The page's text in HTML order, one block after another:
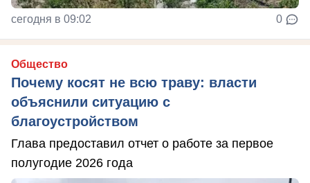
сегодня в 09:02 0
Общество
Почему косят не всю траву: власти
объяснили ситуацию с
благоустройством
Глава предоставил отчет о работе за первое
полугодие 2026 года